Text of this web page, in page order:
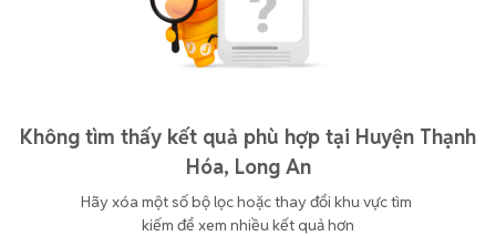
Không tìm thấy kết quả phù hợp tại Huyện Thạnh
Hóa, Long An
Hãy xóa một số bộ lọc hoặc thay đổi khu vực tìm
kiếm để xem nhiều kết quả hơn